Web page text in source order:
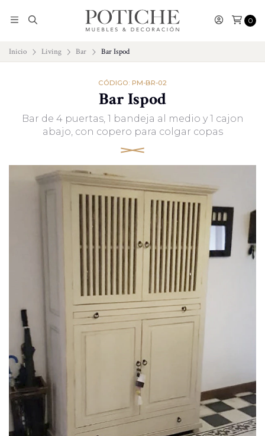
0
Inicio Living Bar Bar Ispod
CÓDIGO: PM-BR-02
Bar Ispod
Bar de 4 puertas, 1 bandeja al medio y 1 cajon
abajo, con copero para colgar copas